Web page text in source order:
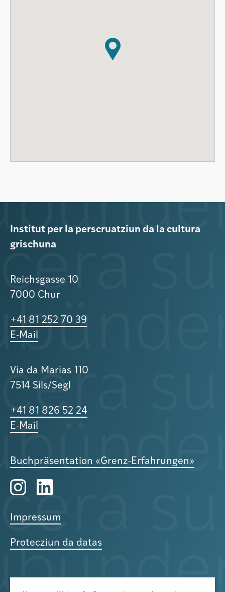
Institut per la perscruatziun da la cultura
grischuna
Reichsgasse 10
7000 Chur
+41 81 252 70 39
E-Mail
Via da Marias 110
7514 Sils/Segl
+41 81 826 52 24
E-Mail
Buchpräsentation «Grenz-Erfahrungen»
Impressum
Protecziun da datas